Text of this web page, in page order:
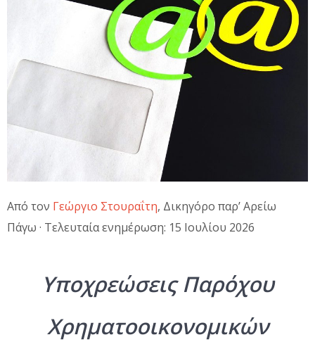
Από τον Γεώργιο Στουραΐτη, Δικηγόρο παρ’ Αρείω
Πάγω · Τελευταία ενημέρωση: 15 Ιουλίου 2026
Υποχρεώσεις Παρόχου
Χρηματοοικονομικών